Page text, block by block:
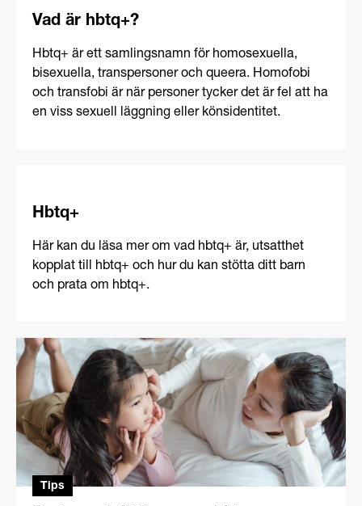
Vad är hbtq+?
Hbtq+ är ett samlingsnamn för homosexuella,
bisexuella, transpersoner och queera. Homofobi
och transfobi är när personer tycker det är fel att ha
en viss sexuell läggning eller könsidentitet.
Hbtq+
Här kan du läsa mer om vad hbtq+ är, utsatthet
kopplat till hbtq+ och hur du kan stötta ditt barn
och prata om hbtq+.
Tips